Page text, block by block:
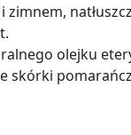
olejku
skórki